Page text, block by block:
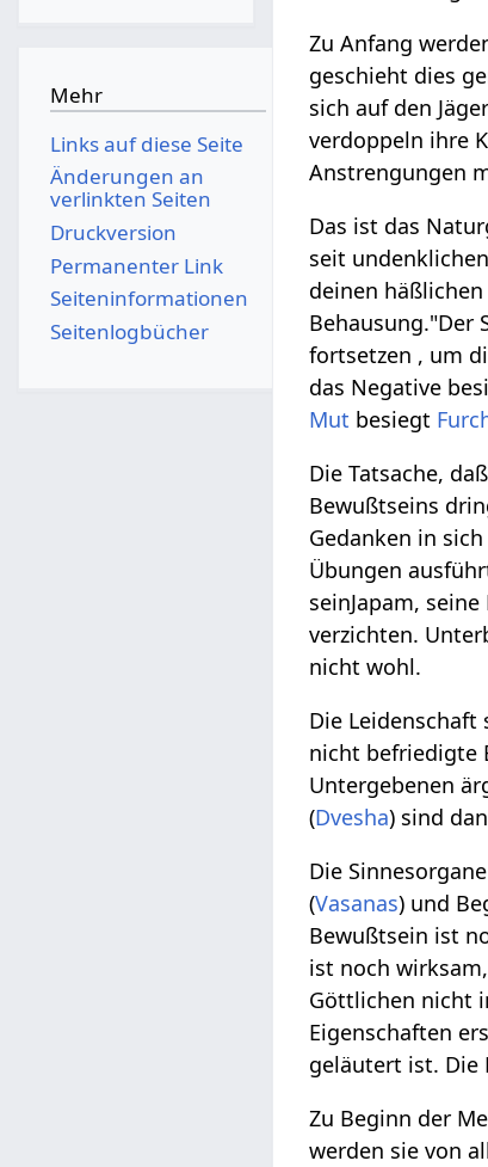
Zu Anfang
geschieht dies
sich auf den
verdoppeln ihre
Anstrengungen
Das ist das
seit
deinen
Behausung."Der
fortsetzen , um
das Negative
Mut besiegt
Die Tatsache,
Bewußtseins
Gedanken in
Übungen
seinJapam,
verzichten.
nicht wohl.
Die
nicht befriedigte
Untergebenen
(Dvesha) sind
Die
(Vasanas) und
Bewußtsein ist
ist noch
Göttlichen nicht
Eigenschaften
geläutert ist. Die
Zu Beginn der
werden sie von
Mehr
Links auf diese Seite
Änderungen an
verlinkten Seiten
Druckversion
Permanenter Link
Seiten­­informationen
Seitenlogbücher